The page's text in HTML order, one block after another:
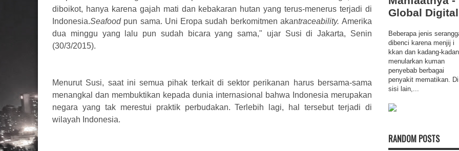
Global Digital
Beberapa jenis
dibenci karena menjij i
kkan dan kadang-
menularkan kuman
penyebab berbagai
penyakit mematikan. Di
sisi lain,...
RANDOM POSTS
diboikot, hanya karena gajah mati dan kebakaran hutan yang terus-menerus terjadi di
Indonesia.Seafoodpun sama. Uni Eropa sudah berkomitmen akantraceability. Amerika
dua minggu yang lalu pun sudah bicara yang sama," ujar Susi di Jakarta, Senin
(30/3/2015).
Menurut Susi, saat ini semua pihak terkait di sektor perikanan harus bersama-sama
menangkal dan membuktikan kepada dunia internasional bahwa Indonesia merupakan
negara yang tak merestui praktik perbudakan. Terlebih lagi, hal tersebut terjadi di
wilayah Indonesia.